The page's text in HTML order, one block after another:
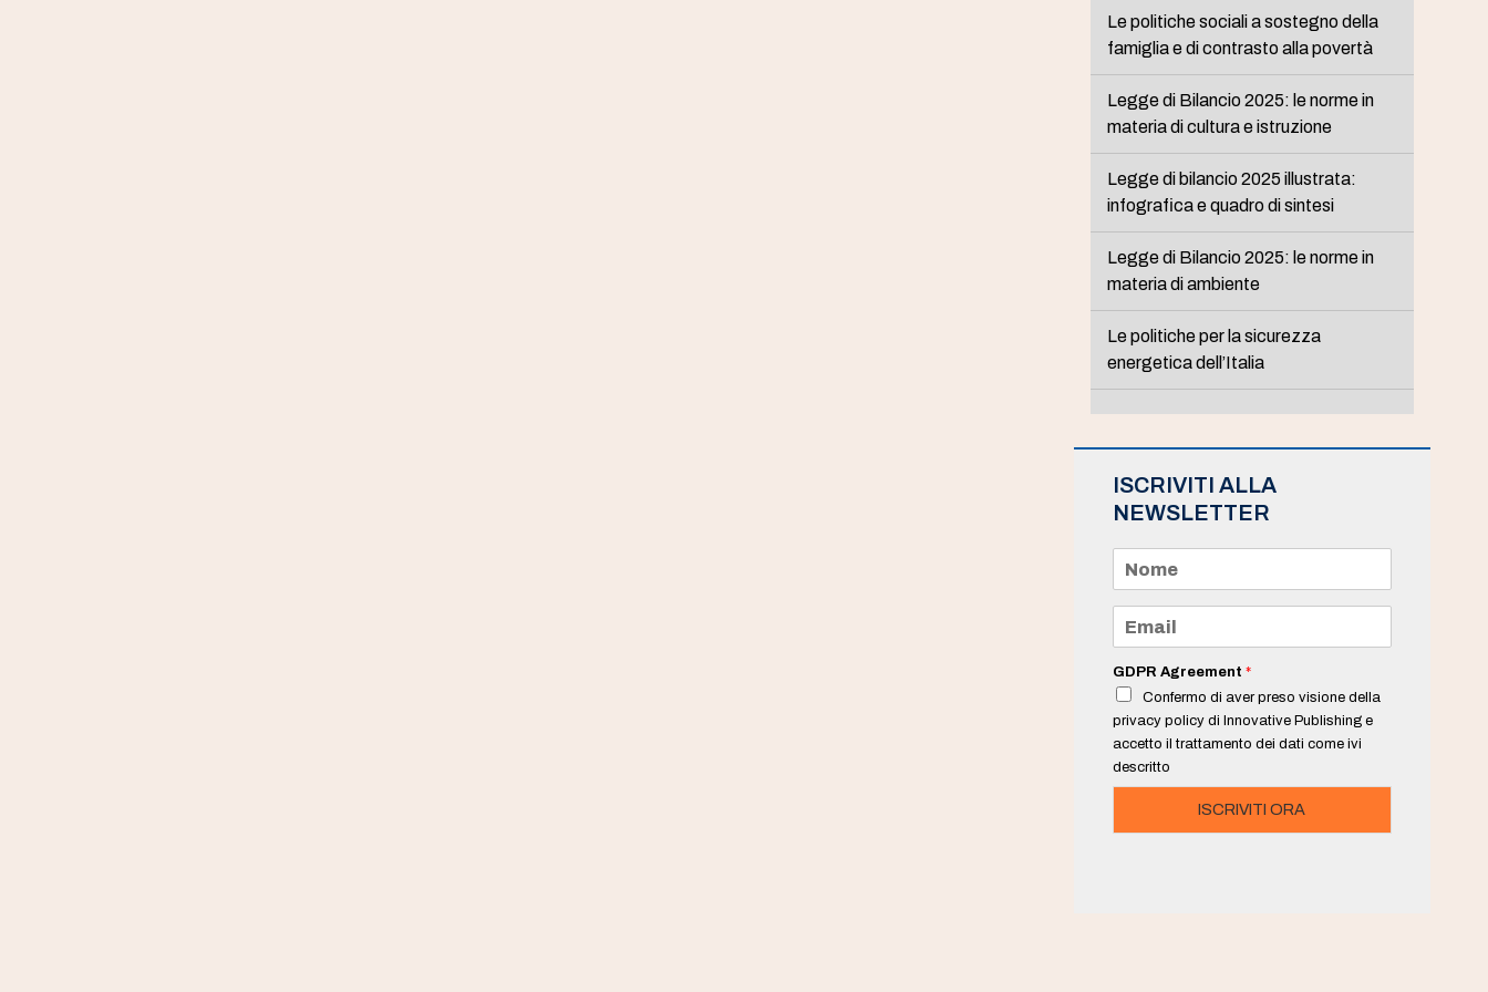
Le politiche sociali a sostegno della
famiglia e di contrasto alla povertà
Legge di Bilancio 2025: le norme in
materia di cultura e istruzione
Legge di bilancio 2025 illustrata:
infografica e quadro di sintesi
Legge di Bilancio 2025: le norme in
materia di ambiente
Le politiche per la sicurezza
energetica dell’Italia
ISCRIVITI ALLA
NEWSLETTER
m
e
a
i
*
GDPR Agreement *
Confermo di aver preso visione della
privacy policy di Innovative Publishing e
accetto il trattamento dei dati come ivi
descritto
ISCRIVITI ORA